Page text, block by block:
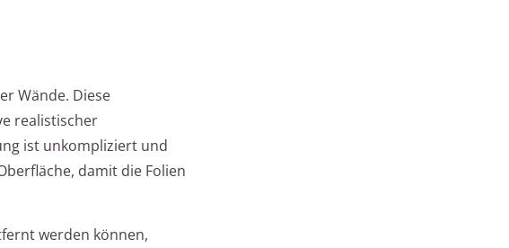
Wände. Diese
realistischer
ist unkompliziert und
damit die Folien
werden können,